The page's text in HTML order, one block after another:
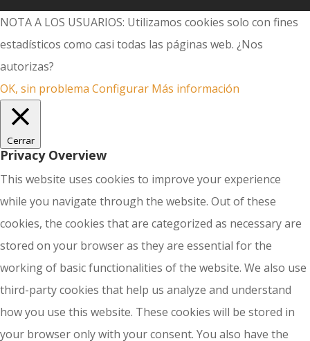
NOTA A LOS USUARIOS: Utilizamos cookies solo con fines
estadísticos como casi todas las páginas web. ¿Nos
autorizas?
OK, sin problema Configurar Más información
Cerrar
Privacy Overview
This website uses cookies to improve your experience
while you navigate through the website. Out of these
cookies, the cookies that are categorized as necessary are
stored on your browser as they are essential for the
working of basic functionalities of the website. We also use
third-party cookies that help us analyze and understand
how you use this website. These cookies will be stored in
your browser only with your consent. You also have the